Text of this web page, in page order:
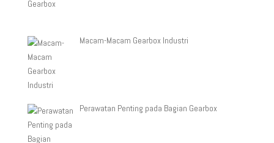
Macam-Macam Gearbox Industri
Perawatan Penting pada Bagian Gearbox